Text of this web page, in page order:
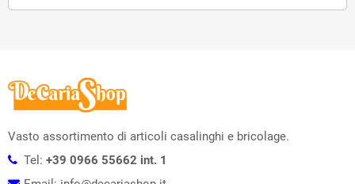
Vasto assortimento di articoli casalinghi e bricolage.
Tel: +39 0966 55662 int. 1